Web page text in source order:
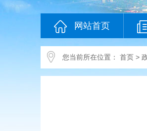
网站首页
您当前所在位置： 首页 >